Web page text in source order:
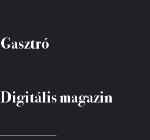
Gasztró
Digitális magazin